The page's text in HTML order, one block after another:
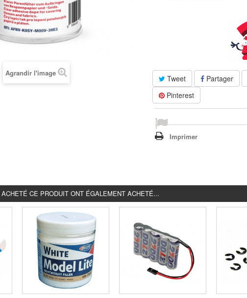
Agrandir l'image
Tweet
Partager
Pinterest
Imprimer
CE PRODUIT ONT ÉGALEMENT ACHETÉ...